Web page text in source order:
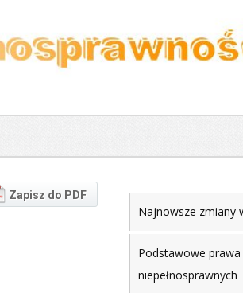
Zapisz do PDF
Najnowsze zmiany
Podstawowe
niepełnosprawnych